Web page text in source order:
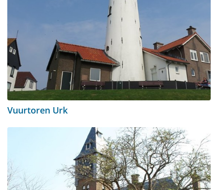
Vuurtoren Urk